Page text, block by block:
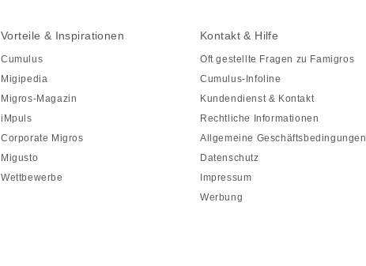
Vorteile & Inspirationen
Cumulus
Migipedia
Migros-Magazin
iMpuls
Corporate Migros
Migusto
Wettbewerbe
Kontakt & Hilfe
Oft gestellte Fragen zu Famigros
Cumulus-Infoline
Kundendienst & Kontakt
Rechtliche Informationen
Allgemeine Geschäftsbedingungen
Datenschutz
Impressum
Werbung